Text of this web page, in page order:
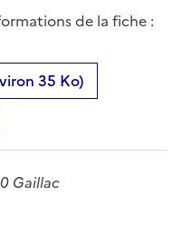
de la fiche :
35 Ko)
Gaillac